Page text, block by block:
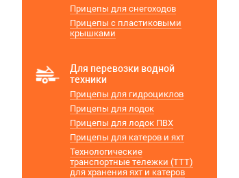
Прицепы для снегоходов
Прицепы с пластиковыми
крышками
Для перевозки водной
техники
Прицепы для гидроциклов
Прицепы для лодок
Прицепы для лодок ПВХ
Прицепы для катеров и яхт
Технологические
транспортные тележки (ТТТ)
для хранения яхт и катеров